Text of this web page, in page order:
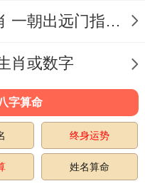
在领域 呈现出自己
理财渠道~避免因
产生不好得关系
姻共共同愿景是
一朝出动有路跟打一生肖 一朝出远门指什么生肖
肖或数字
字算命
终身运势
姓名算命